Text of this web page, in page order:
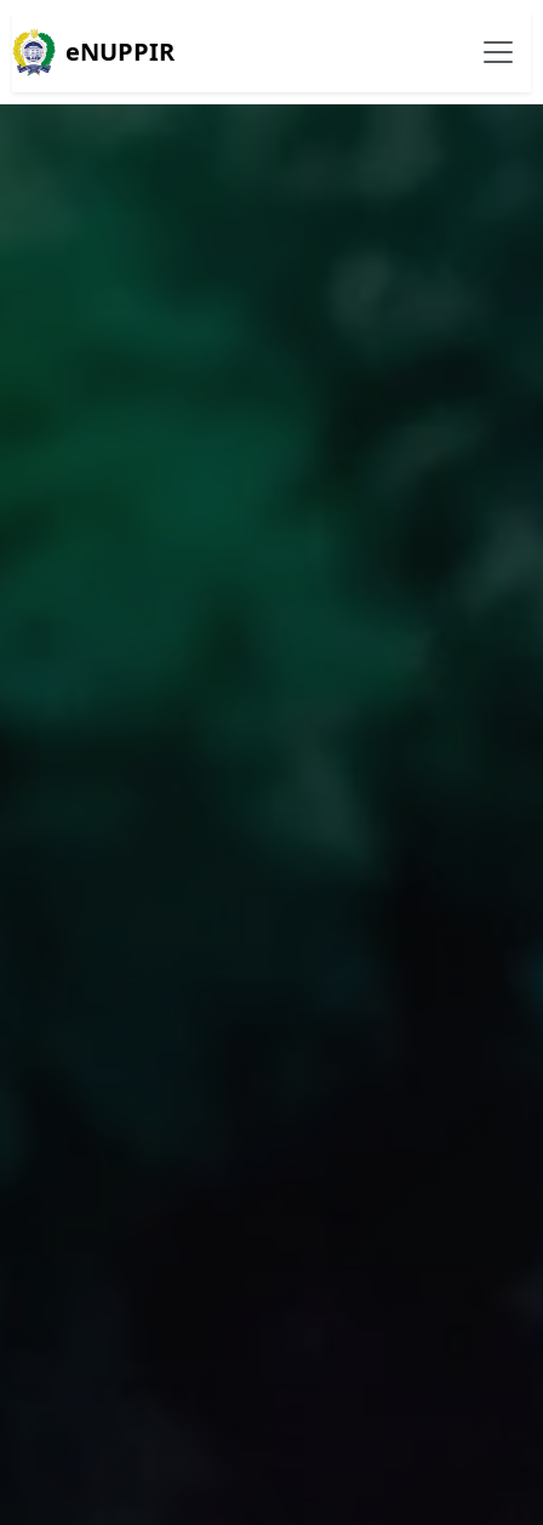
eNUPPIR